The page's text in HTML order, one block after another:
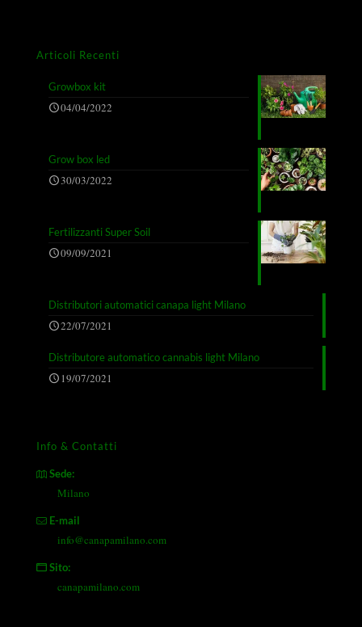
Articoli Recenti
Growbox kit
04/04/2022
Grow box led
30/03/2022
Fertilizzanti Super Soil
09/09/2021
Distributori automatici canapa light Milano
22/07/2021
Distributore automatico cannabis light Milano
19/07/2021
Info & Contatti
Sede:
Milano
E-mail
info@canapamilano.com
Sito:
canapamilano.com